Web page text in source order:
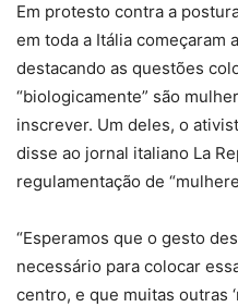
Em protesto contra a
em toda a Itália começaram
destacando as questões
“biologicamente” são
inscrever. Um deles, o
disse ao jornal italiano La
regulamentação de
“Esperamos que o gesto
necessário para colocar
centro, e que muitas outras